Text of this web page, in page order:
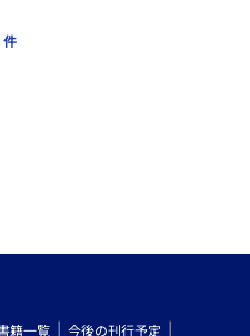
か、それとも未定義のクラッ
ンジニアたちが「本当の心」
件
籍一覧 今後の刊行予定